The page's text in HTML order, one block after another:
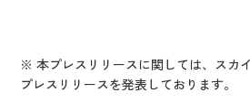
※ 本プレスリリースに関しては、スカ
プレスリリースを発表しております。